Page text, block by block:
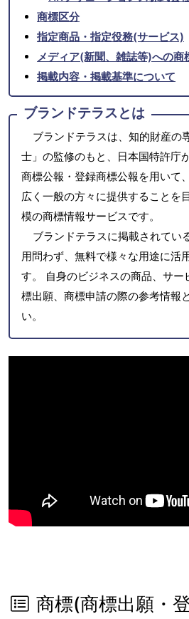
商標区分
指定商品・指定役務(サービス)
メディア(新聞、雑誌等)への商
掲載内容・掲載基準について
ブランドテラスとは
ブランドテラスは、知的財産の
士」の監修のもと、日本国特許庁
商標公報・登録商標公報を用いて
広く一般の方々に提供することを
模の商標情報サービスです。
ブランドテラスに掲載されてい
用問わず、無料で様々な用途に活
す。 自身のビジネスの商品、サー
標出願、商標申請の際の参考情報
い。
商標(商標出願・